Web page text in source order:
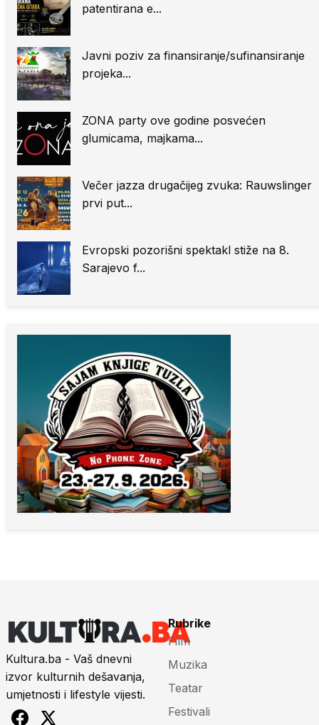
patentirana e...
Javni poziv za finansiranje/sufinansiranje
projeka...
ZONA party ove godine posvećen
glumicama, majkama...
Večer jazza drugačijeg zvuka: Rauwslinger
prvi put...
Evropski pozorišni spektakl stiže na 8.
Sarajevo f...
Kultura.ba - Vaš dnevni
izvor kulturnih dešavanja,
umjetnosti i lifestyle vijesti.
Rubrike
Film
Muzika
Teatar
Festivali